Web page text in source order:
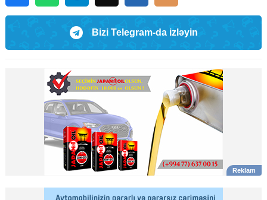
Bizi Telegram-da izləyin